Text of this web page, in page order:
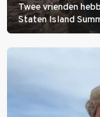
Twee vrienden
Staten Island
met werken.